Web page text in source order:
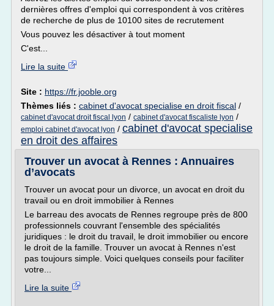
dernières offres d'emploi qui correspondent à vos critères
de recherche de plus de 10100 sites de recrutement
Vous pouvez les désactiver à tout moment
C'est...
Lire la suite
Site : https://fr.jooble.org
Thèmes liés : cabinet d'avocat specialise en droit fiscal /
cabinet d'avocat droit fiscal lyon / cabinet d'avocat fiscaliste lyon /
emploi cabinet d'avocat lyon / cabinet d'avocat specialise
en droit des affaires
Trouver un avocat à Rennes : Annuaires
d’avocats
Trouver un avocat pour un divorce, un avocat en droit du
travail ou en droit immobilier à Rennes
Le barreau des avocats de Rennes regroupe près de 800
professionnels couvrant l'ensemble des spécialités
juridiques : le droit du travail, le droit immobilier ou encore
le droit de la famille. Trouver un avocat à Rennes n'est
pas toujours simple. Voici quelques conseils pour faciliter
votre...
Lire la suite